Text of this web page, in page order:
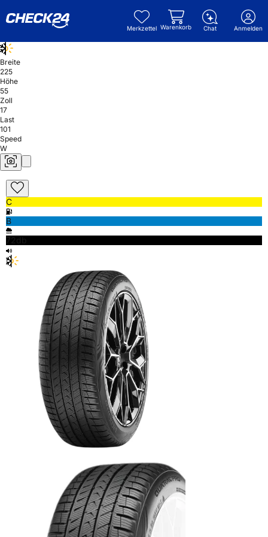
Merkzettel Warenkorb Chat Anmelden
Breite
225
Höhe
55
Zoll
17
Last
101
Speed
W
C
B
72db